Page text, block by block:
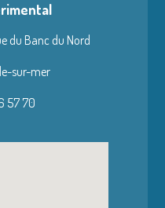
du Banc du Nord
sur-mer
57 70